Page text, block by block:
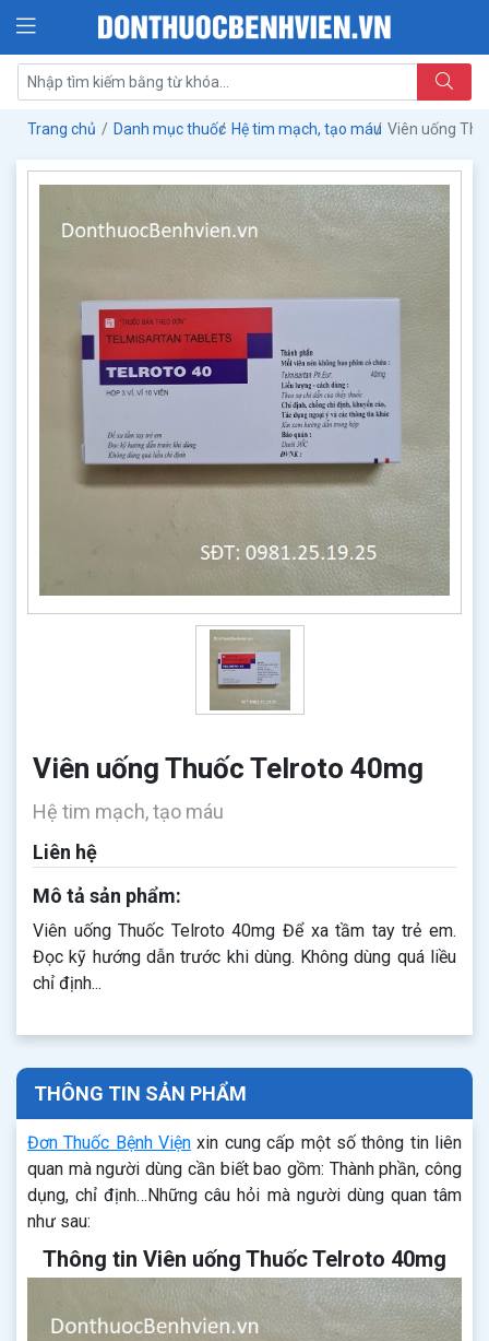
Trang chủ Danh mục thuốc Hệ tim mạch, tạo máu Viên uống
Viên uống Thuốc Telroto 40mg
Hệ tim mạch, tạo máu
Liên hệ
Mô tả sản phẩm:
Viên uống Thuốc Telroto 40mg Để xa tầm tay trẻ em.
Đọc kỹ hướng dẫn trước khi dùng. Không dùng quá liều
chỉ định...
THÔNG TIN SẢN PHẨM
Đơn Thuốc Bệnh Viện xin cung cấp một số thông tin liên
quan mà người dùng cần biết bao gồm: Thành phần, công
dụng, chỉ định…Những câu hỏi mà người dùng quan tâm
như sau:
Thông tin Viên uống Thuốc Telroto 40mg